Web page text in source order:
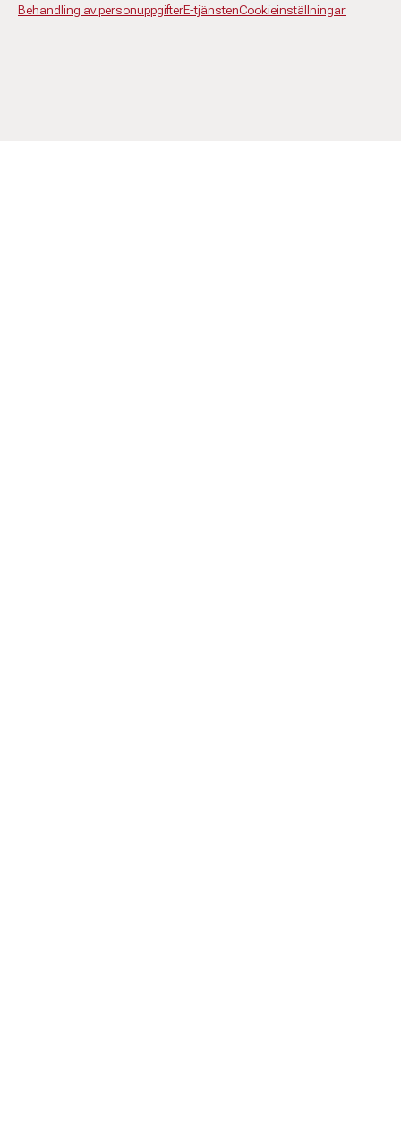
Behandling av personuppgifterE-tjänstenCookieinställningar